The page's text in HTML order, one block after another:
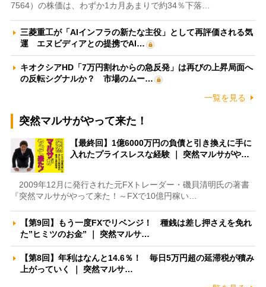
7564）の株価は、わずか1カ月あまりで約34％下落…
三菱重工が「AIインフラの新たな主役」として再評価される気
運 エヌビディアとの提携でAI…
キオクシアHD「7万円割れからの急反発」は再びの上昇局面へ
の反転シグナルか？ 市場のムー…
一覧を見る
突然マルサがやって来た！
【最終回】1億6000万円の負債と引き換えに手に
入れたプライスレスな経験 ｜ 突然マルサがや…
2009年12月に発行された元FXトレーダー・磯貝清明氏の著書
『突然マルサがやって来た！～FXで10億円稼い…
【第9回】もう一度FXでリベンジ！ 種銭は差し押さえを免れ
た”ヒミツのお金” ｜ 突然マルサ…
【第8回】年利はなんと14.6％！ 毎日5万円超の延滞税が積み
上がっていく ｜ 突然マルサ…